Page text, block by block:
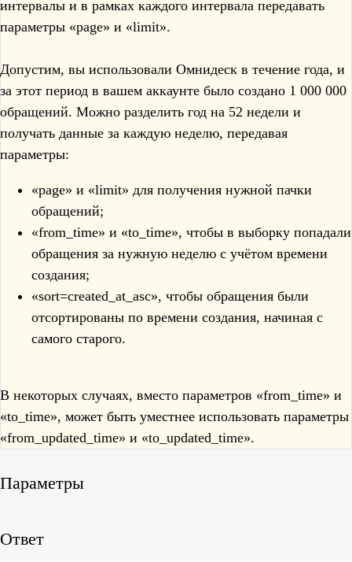
интервалы и в рамках каждого интервала передавать
параметры «page» и «limit».
Допустим, вы использовали Омнидеск в течение года, и
за этот период в вашем аккаунте было создано 1 000 000
обращений. Можно разделить год на 52 недели и
получать данные за каждую неделю, передавая
параметры:
«page» и «limit» для получения нужной пачки
обращений;
«from_time» и «to_time», чтобы в выборку попадали
обращения за нужную неделю с учётом времени
создания;
«sort=created_at_asc», чтобы обращения были
отсортированы по времени создания, начиная с
самого старого.
В некоторых случаях, вместо параметров «from_time» и
«to_time», может быть уместнее использовать параметры
«from_updated_time» и «to_updated_time».
Параметры
Ответ